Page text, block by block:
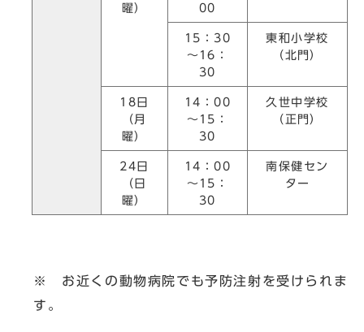
曜）
00
15：30
～16：
30
東和小学校
（北門）
18日
（月
曜）
14：00
～15：
30
久世中学校
（正門）
24日
（日
曜）
14：00
～15：
30
南保健セン
ター
※ お近くの動物病院でも予防注射を受けられま
す。